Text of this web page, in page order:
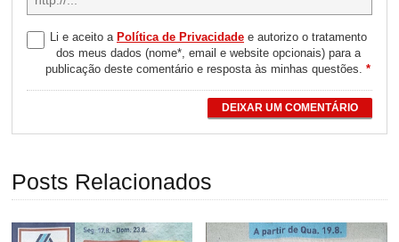
Li e aceito a Política de Privacidadee autorizo o tratamento
dos meus dados (nome*, email e website opcionais) para a
publicação deste comentário e resposta às minhas questões.*
DEIXAR UM COMENTÁRIO
Posts Relacionados